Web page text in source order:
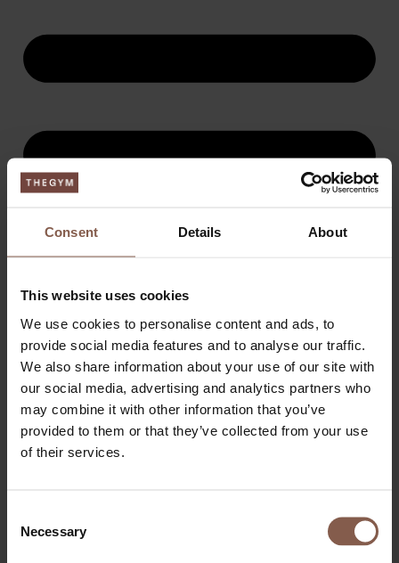
Consent Details About
This website uses cookies
We use cookies to personalise content and ads, to
provide social media features and to analyse our traffic.
We also share information about your use of our site with
our social media, advertising and analytics partners who
may combine it with other information that you’ve
provided to them or that they’ve collected from your use
of their services.
Selection
Necessary